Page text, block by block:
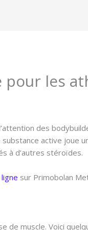
pour les
des
active joue
à d’autres stéroïdes.
sur Primobolan
de muscle. Voici